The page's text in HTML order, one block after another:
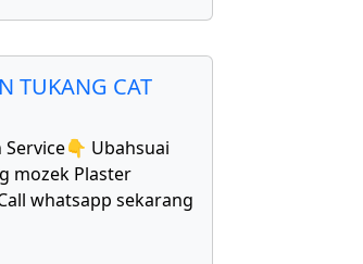
TUKANG CAT
Ubahsuai
mozek Plaster
whatsapp sekarang